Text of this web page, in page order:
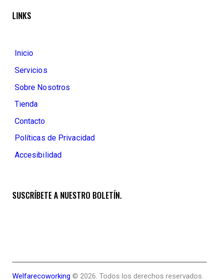
LINKS
Inicio
Servicios
Sobre Nosotros
Tienda
Contacto
Políticas de Privacidad
Accesibilidad
SUSCRÍBETE A NUESTRO BOLETÍN.
Welfarecoworking © 2026. Todos los derechos reservados.